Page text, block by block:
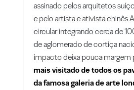
assinado pelos arquitetos
e pelo artista e ativista chinês
circular integrando cerca de
de aglomerado de cortiça
impacto deixa pouca margem
mais visitado de todos os
da famosa galeria de arte